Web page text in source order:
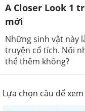
A Closer Look 1
mới
Những sinh vật này
truyện cổ tích. Nối
thể thêm không?
Lựa chọn câu để